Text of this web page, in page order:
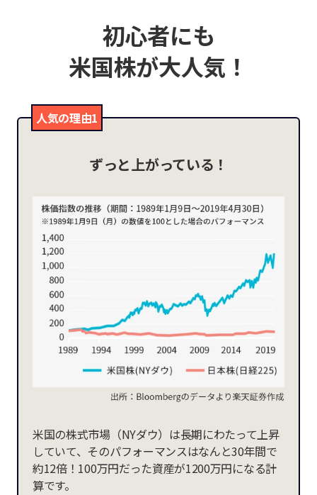
初心者にも
米国株が大人気！
人気の理由1
ずっと上がっている！
米国の株式市場（NYダウ）は長期にわたって上昇
していて、そのパフォーマンスはなんと30年間で
約12倍！100万円だった資産が1200万円になる計
算です。